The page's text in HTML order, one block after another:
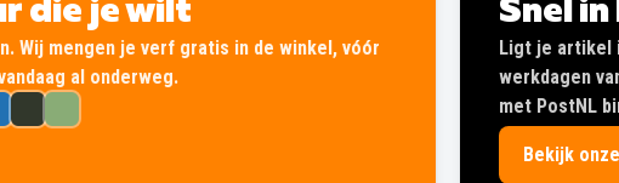
die je wilt
Wij mengen je verf gratis in de winkel, vóór
al onderweg.
Snel
Ligt je artikel
werkdagen
met PostNL
Bekijk